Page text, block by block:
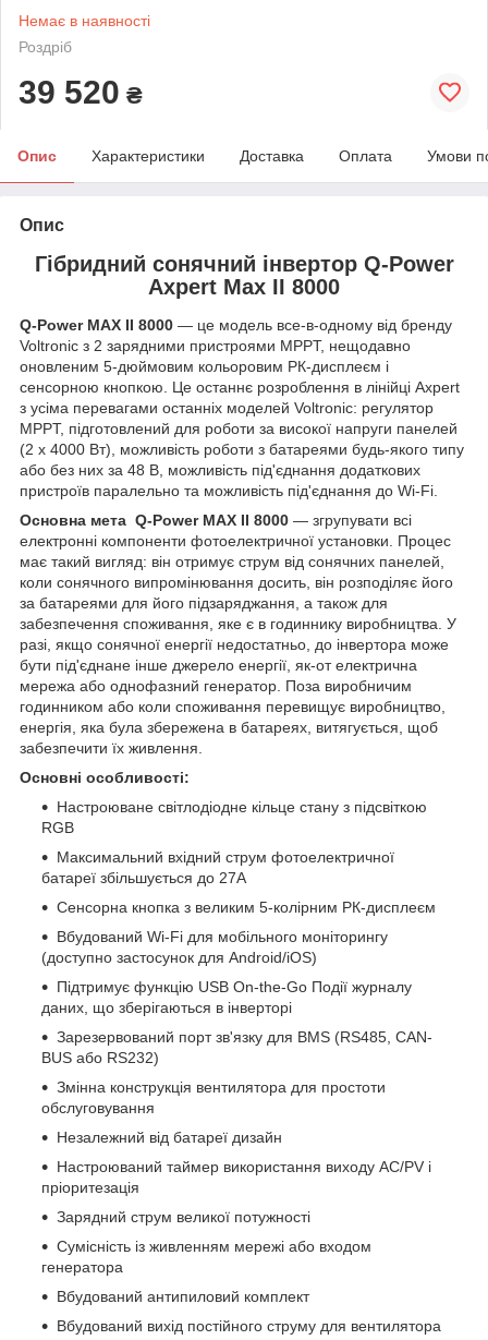
Немає в наявності
Роздріб
39 520 ₴
Опис Характеристики Доставка Оплата Умови
Опис
Гібридний сонячний інвертор Q-Power
Axpert Max II 8000
Q-Power MAX II 8000 — це модель все-в-одному від бренду
Voltronic з 2 зарядними пристроями MPPT, нещодавно
оновленим 5-дюймовим кольоровим РК-дисплеєм і
сенсорною кнопкою. Це останнє розроблення в лінійці Axpert
з усіма перевагами останніх моделей Voltronic: регулятор
MPPT, підготовлений для роботи за високої напруги панелей
(2 x 4000 Вт), можливість роботи з батареями будь-якого типу
або без них за 48 В, можливість під'єднання додаткових
пристроїв паралельно та можливість під'єднання до Wi-Fi.
Основна мета Q-Power MAX II 8000 — згрупувати всі
електронні компоненти фотоелектричної установки. Процес
має такий вигляд: він отримує струм від сонячних панелей,
коли сонячного випромінювання досить, він розподіляє його
за батареями для його підзаряджання, а також для
забезпечення споживання, яке є в годиннику виробництва. У
разі, якщо сонячної енергії недостатньо, до інвертора може
бути під'єднане інше джерело енергії, як-от електрична
мережа або однофазний генератор. Поза виробничим
годинником або коли споживання перевищує виробництво,
енергія, яка була збережена в батареях, витягується, щоб
забезпечити їх живлення.
Основні особливості:
Настроюване світлодіодне кільце стану з підсвіткою
RGB
Максимальний вхідний струм фотоелектричної
батареї збільшується до 27А
Сенсорна кнопка з великим 5-колірним РК-дисплеєм
Вбудований Wi-Fi для мобільного моніторингу
(доступно застосунок для Android/iOS)
Підтримує функцію USB On-the-Go Події журналу
даних, що зберігаються в інверторі
Зарезервований порт зв'язку для BMS (RS485, CAN-
BUS або RS232)
Змінна конструкція вентилятора для простоти
обслуговування
Незалежний від батареї дизайн
Настроюваний таймер використання виходу AC/PV і
пріоритезація
Зарядний струм великої потужності
Сумісність із живленням мережі або входом
генератора
Вбудований антипиловий комплект
Вбудований вихід постійного струму для вентилятора